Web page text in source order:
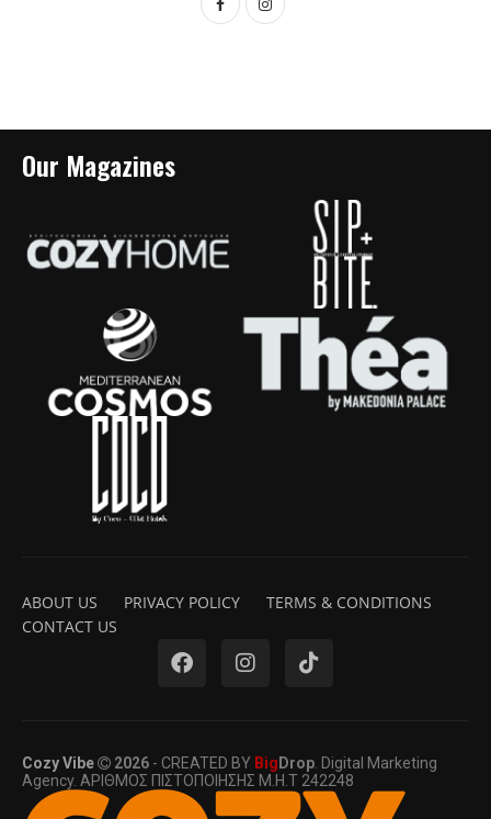
Our Magazines
ABOUT US PRIVACY POLICY
TERMS & CONDITIONS
CONTACT US
Cozy Vibe 2026 - CREATED BY Big Drop . Digital Marketing
Agency. ΑΡΙΘΜΟΣ ΠΙΣΤΟΠΟΙΗΣΗΣ Μ.Η.Τ 242248